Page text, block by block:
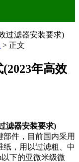
> 正文
年高效
滤器安装要求)
件，目前国内采用
纸，用以过滤粗、中
下的亚微米级微